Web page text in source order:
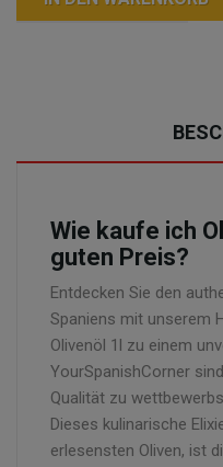
Wie kaufe ich
guten Preis?
Entdecken Sie den
Spaniens mit unserem
Olivenöl 1l zu einem
YourSpanishCorner
Qualität zu
Dieses kulinarische
erlesensten Oliven, ist